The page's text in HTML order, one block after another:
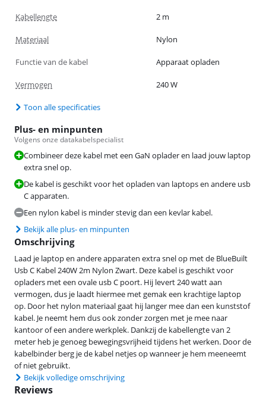
Kabellengte 2 m
Materiaal Nylon
Functie van de kabel Apparaat opladen
Vermogen 240 W
Toon alle specificaties
Plus- en minpunten
Volgens onze datakabelspecialist
Combineer deze kabel met een GaN oplader en laad jouw laptop
extra snel op.
De kabel is geschikt voor het opladen van laptops en andere usb
C apparaten.
Een nylon kabel is minder stevig dan een kevlar kabel.
Bekijk alle plus- en minpunten
Omschrijving
Laad je laptop en andere apparaten extra snel op met de BlueBuilt
Usb C Kabel 240W 2m Nylon Zwart. Deze kabel is geschikt voor
opladers met een ovale usb C poort. Hij levert 240 watt aan
vermogen, dus je laadt hiermee met gemak een krachtige laptop
op. Door het nylon materiaal gaat hij langer mee dan een kunststof
kabel. Je neemt hem dus ook zonder zorgen met je mee naar
kantoor of een andere werkplek. Dankzij de kabellengte van 2
meter heb je genoeg bewegingsvrijheid tijdens het werken. Door de
kabelbinder berg je de kabel netjes op wanneer je hem meeneemt
of niet gebruikt.
Bekijk volledige omschrijving
Reviews